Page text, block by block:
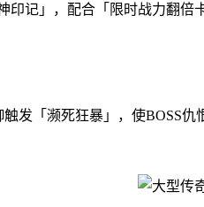
印记」，配合「限时战力翻倍
发「濒死狂暴」，使BOSS仇